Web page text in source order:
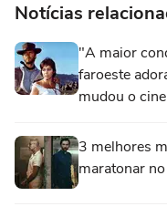
Notícias
"A maior
faroeste
mudou o
3 melhores
maratonar